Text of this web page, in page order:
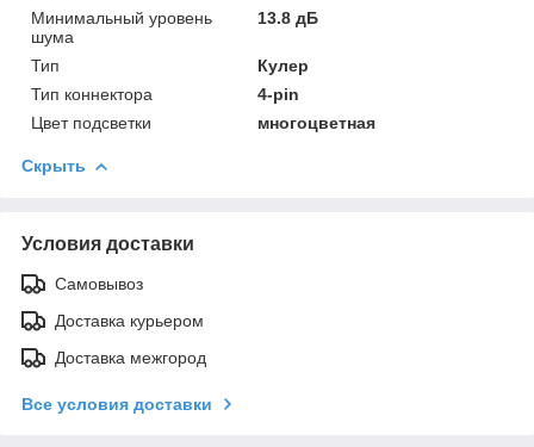
Минимальный уровень
шума
13.8 дБ
Тип
Кулер
Тип коннектора
4-pin
Цвет подсветки
многоцветная
Скрыть
Условия доставки
Самовывоз
Доставка курьером
Доставка межгород
Все условия доставки